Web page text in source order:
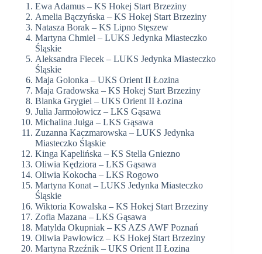
Ewa Adamus – KS Hokej Start Brzeziny
Amelia Bączyńska – KS Hokej Start Brzeziny
Natasza Borak – KS Lipno Stęszew
Martyna Chmiel – LUKS Jedynka Miasteczko
Śląskie
Aleksandra Fiecek – LUKS Jedynka Miasteczko
Śląskie
Maja Golonka – UKS Orient II Łozina
Maja Gradowska – KS Hokej Start Brzeziny
Blanka Grygiel – UKS Orient II Łozina
Julia Jarmołowicz – LKS Gąsawa
Michalina Jułga – LKS Gąsawa
Zuzanna Kaczmarowska – LUKS Jedynka
Miasteczko Śląskie
Kinga Kapelińska – KS Stella Gniezno
Oliwia Kędziora – LKS Gąsawa
Oliwia Kokocha – LKS Rogowo
Martyna Konat – LUKS Jedynka Miasteczko
Śląskie
Wiktoria Kowalska – KS Hokej Start Brzeziny
Zofia Mazana – LKS Gąsawa
Matylda Okupniak – KS AZS AWF Poznań
Oliwia Pawłowicz – KS Hokej Start Brzeziny
Martyna Rzeźnik – UKS Orient II Łozina